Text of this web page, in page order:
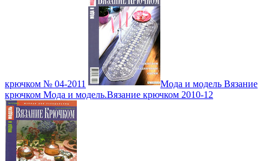
крючком № 04-2011
Мода и модель Вязание
крючком Мода и модель.Вязание крючком 2010-12